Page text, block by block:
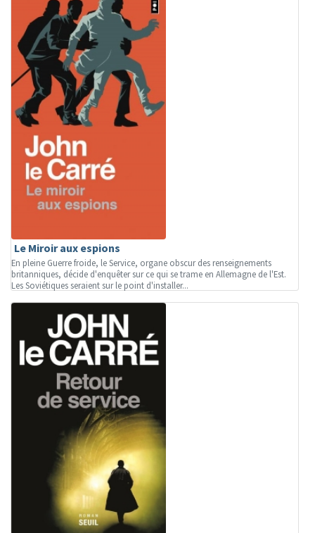
Le Miroir aux espions
En pleine Guerre froide, le Service, organe obscur des renseignements
britanniques, décide d'enquêter sur ce qui se trame en Allemagne de l'Est.
Les Soviétiques seraient sur le point d'installer...